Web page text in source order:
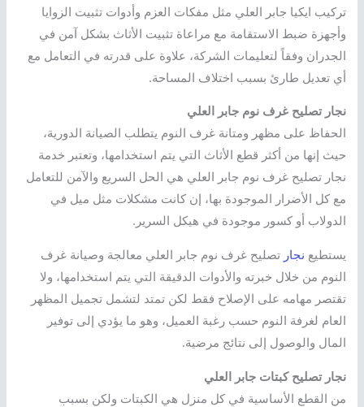
تركيب ايكيا جابر العلي مثل مفكات العزم وأدوات تثبيت الزوايا
وأجهزة ضبط الاستقامة مع مراعاة تثبيت الأثاث بشكل آمن في
الجدران وفقاً لتعليمات الشركة، علاوة على قدرته في التعامل مع
أي تعديل طارئ بسبب اختلاف المساحة.
نجار تصليح غرف نوم جابر العلي
الحفاظ على مظهر ومتانة غرف النوم يتطلب الصيانة الدورية،
حيث إنها من أكثر قطع الأثاث التي يتم استخدامها، وتعتبر خدمة
نجار تصليح غرف نوم جابر العلي هي الحل السريع والآمن للتعامل
مع كل الأضرار الموجودة بها، إن كانت مشكلات مثل ميل في
الدولاب أو كسور موجودة في هيكل السرير.
يستطيع نجارتصليح غرف نوم جابر العلي معالجة وصيانة غرف
النوم من خلال خبرته والأدوات الدقيقة التي يتم استخدامها، ولا
تقتصر مهامه على الإصلاح فقط لكن تمتد لتشمل تجميل المظهر
العام لغرفة النوم حسب رغبة العميل، وهو ما يؤدي إلى توفير
المال والوصول إلى نتائج مرضية.
نجار تصليح كبتات جابر العلي
من القطع الأساسية في كل منزل هي الكبتات ولكن بسبب